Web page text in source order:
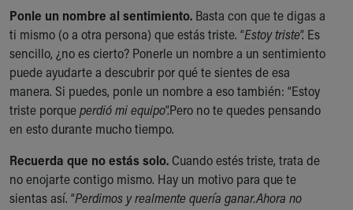
Our History
More childhood, please.™
Cincinnati Children's
Your Visit
MyChart Telehealth Visits
Directions
Doggie Brigade
Financial Services
Rest Accommodations
Visiting
Ponle un nombre al sentimiento. Basta con que te digas a
ti mismo (o a otra persona) que estás triste. “Estoy triste”. Es
sencillo, ¿no es cierto? Ponerle un nombre a un sentimiento
puede ayudarte a descubrir por qué te sientes de esa
manera. Si puedes, ponle un nombre a eso también: “Estoy
triste porqueperdió mi equipo”.Pero no te quedes pensando
en esto durante mucho tiempo.
Recuerda que no estás solo. Cuando estés triste, trata de
no enojarte contigo mismo. Hay un motivo para que te
sientas así. “Perdimos y realmente quería ganar.Ahora no